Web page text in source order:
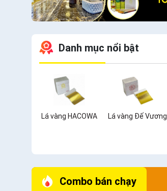
Danh mục nổi bật
Lá vàng HACOWA Lá vàng Đế Vương
Combo bán chạy